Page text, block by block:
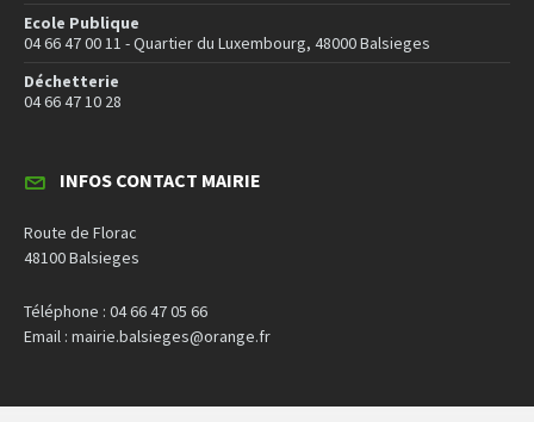
Ecole Publique
04 66 47 00 11 - Quartier du Luxembourg, 48000 Balsieges
Déchetterie
04 66 47 10 28
INFOS CONTACT MAIRIE
Route de Florac
48100 Balsieges
Téléphone : 04 66 47 05 66
Email : mairie.balsieges@orange.fr